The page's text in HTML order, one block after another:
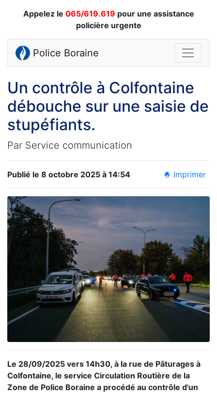
Appelez le 065/619.619 pour une assistance
policière urgente
Police Boraine
Un contrôle à Colfontaine
débouche sur une saisie de
stupéfiants.
Par Service communication
Publié le 8 octobre 2025 à 14:54 Imprimer
Le 28/09/2025 vers 14h30, à la rue de Pâturages à
Colfontaine, le service Circulation Routière de la
Zone de Police Boraine a procédé au contrôle d'un